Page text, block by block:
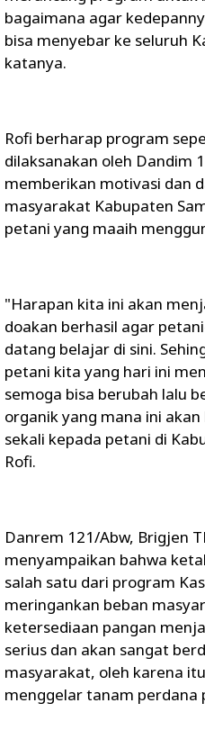
bagaimana agar
bisa menyebar ke seluruh
katanya.
Rofi berharap program
dilaksanakan oleh Dandim
memberikan motivasi dan
masyarakat Kabupaten
petani yang maaih
"Harapan kita ini akan
doakan berhasil agar
datang belajar di sini.
petani kita yang hari ini
semoga bisa berubah lalu
organik yang mana ini
sekali kepada petani di
Rofi.
Danrem 121/Abw, Brigjen
menyampaikan bahwa
salah satu dari program
meringankan beban
ketersediaan pangan
serius dan akan sangat
masyarakat, oleh karena
menggelar tanam perdana